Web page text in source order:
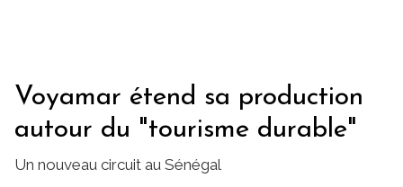
Voyamar étend sa production
autour du "tourisme durable"
Un nouveau circuit au Sénégal